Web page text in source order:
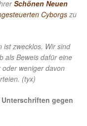
Schönen Neuen
Cyborgszu
ist zwecklos. Wir sind
als Beweis dafür eine
weniger davon
(tyx)
Unterschriften gegen